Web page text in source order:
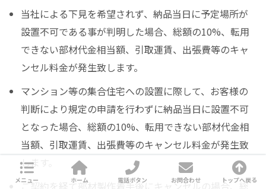
当社による下見を希望されず、納品当日に予定場所が
設置不可である事が判明した場合、総額の10%、転用
できない部材代金相当額、引取運賃、出張費等のキャ
ンセル料金が発生致します。
マンション等の集合住宅への設置に際して、お客様の
判断により規定の申請を行わずに納品当日に設置不可
となった場合、総額の10%、転用できない部材代金相
当額、引取運賃、出張費等のキャンセル料金が発生致
します。
ご契約を経て部材製作着手後にキャンセルの場合、総
メニュー ホーム 電話ボタン お問合わせ トップへ戻る